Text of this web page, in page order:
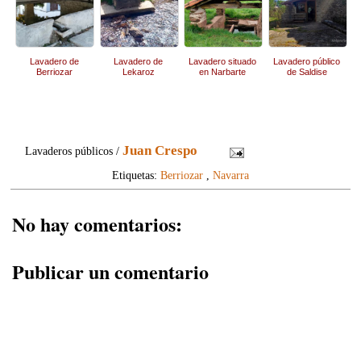
Lavadero de
Berriozar
Lavadero de
Lekaroz
Lavadero situado
en Narbarte
Lavadero público
de Saldise
Lavaderos públicos /Juan Crespo
Etiquetas: Berriozar Navarra
No hay comentarios:
Publicar un comentario